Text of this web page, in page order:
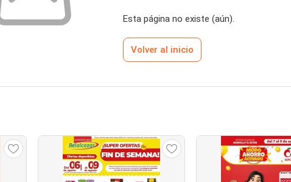
Esta página no existe (aún).
Volver al inicio